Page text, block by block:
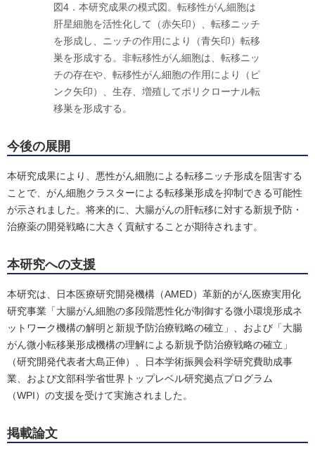
図4．本研究成果の模式図。転移性がん細胞は
肝星細胞を活性化して（赤矢印）、転移ニッチ
を形成し、ニッチの作用により（青矢印）転移
巣を形成する。非転移性がん細胞は、転移ニッ
チの存在や、転移性がん細胞の作用により（ピ
ンク矢印）、生存、増殖してポリクローナル転
移巣を形成する。
今後の展開
本研究成果により、悪性がん細胞による転移ニッチ形成を阻害する
ことで、がん細胞クラスターによる転移巣形成を抑制できる可能性
が示されました。将来的に、大腸がんの肝転移に対する新規予防・
治療薬の開発戦略に大きく貢献することが期待されます。
本研究への支援
本研究は、日本医療研究開発機構（AMED）革新的がん医療実用化
研究事業「大腸がん細胞の多段階悪性化が制御する微小環境形成ネ
ットワーク機構の解明と新規予防治療戦略の確立」、および「大腸
がん微小転移巣形成機構の理解による新規予防治療戦略の確立」
（研究開発代表者大島正伸）、日本学術振興会科学研究費助成事
業、および文部科学省世界トップレベル研究拠点プログラム
（WPI）の支援を受けて実施されました。
掲載論文